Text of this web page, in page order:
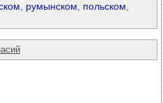
румынском польском